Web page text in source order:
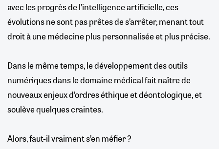
avec les progrès de l’intelligence artificielle, ces
évolutions ne sont pas prêtes de s’arrêter, menant tout
droit à une médecine plus personnalisée et plus précise.
Dans le même temps, le développement des outils
numériques dans le domaine médical fait naître de
nouveaux enjeux d’ordres éthique et déontologique, et
soulève quelques craintes.
Alors, faut-il vraiment s’en méfier ?